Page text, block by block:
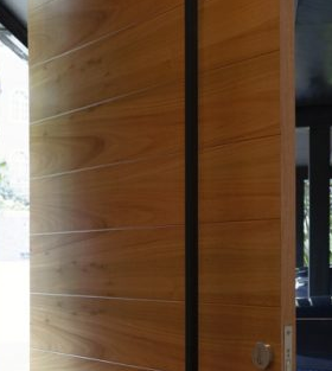
ADRIANA HOYOS DESIGN STUDIO – ESPECIAL